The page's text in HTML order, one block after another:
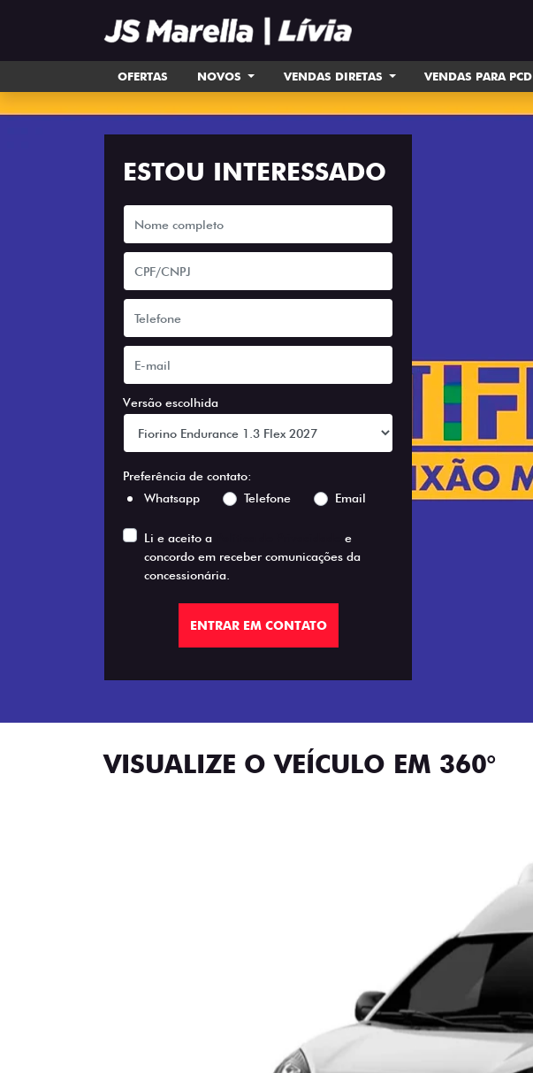
OFERTAS NOVOS VENDAS DIRETAS VENDAS PARA PCD
ESTOU INTERESSADO
Versão escolhida
Preferência de contato:
Whatsapp
Telefone Email
Li e aceito a
e
concordo em receber comunicações da
concessionária.
ENTRAR EM CONTATO
VISUALIZE O VEÍCULO EM 360°